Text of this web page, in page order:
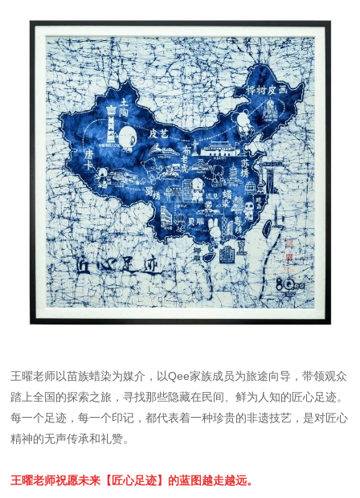
王曜老师以苗族蜡染为媒介，以Qee家族成员为旅途向导，带领观众
踏上全国的探索之旅，寻找那些隐藏在民间、鲜为人知的匠心足迹。
每一个足迹，每一个印记，都代表着一种珍贵的非遗技艺，是对匠心
精神的无声传承和礼赞。
王曜老师祝愿未来【匠心足迹】的蓝图越走越远。